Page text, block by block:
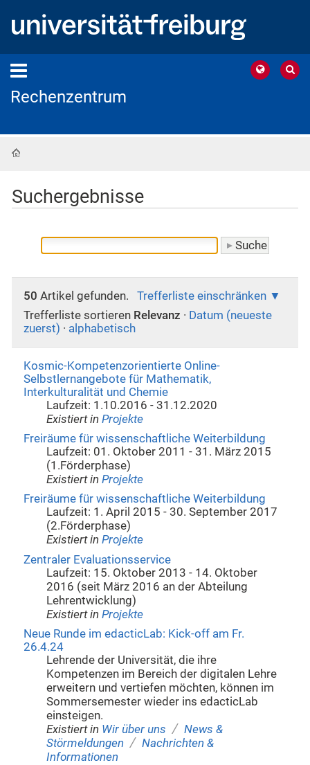
Rechenzentrum
Suchergebnisse
50 Artikel gefunden.
Trefferliste einschränken
Trefferliste sortieren Relevanz · Datum (neueste
zuerst) · alphabetisch
Kosmic-Kompetenzorientierte Online-
Selbstlernangebote für Mathematik,
Interkulturalität und Chemie
Laufzeit: 1.10.2016 - 31.12.2020
Existiert in Projekte
Freiräume für wissenschaftliche Weiterbildung
Laufzeit: 01. Oktober 2011 - 31. März 2015
(1.Förderphase)
Existiert in Projekte
Freiräume für wissenschaftliche Weiterbildung
Laufzeit: 1. April 2015 - 30. September 2017
(2.Förderphase)
Existiert in Projekte
Zentraler Evaluationsservice
Laufzeit: 15. Oktober 2013 - 14. Oktober
2016 (seit März 2016 an der Abteilung
Lehrentwicklung)
Existiert in Projekte
Neue Runde im edacticLab: Kick-off am Fr.
26.4.24
Lehrende der Universität, die ihre
Kompetenzen im Bereich der digitalen Lehre
erweitern und vertiefen möchten, können im
Sommersemester wieder ins edacticLab
einsteigen.
Existiert in Wir über uns / News &
Störmeldungen / Nachrichten &
Informationen